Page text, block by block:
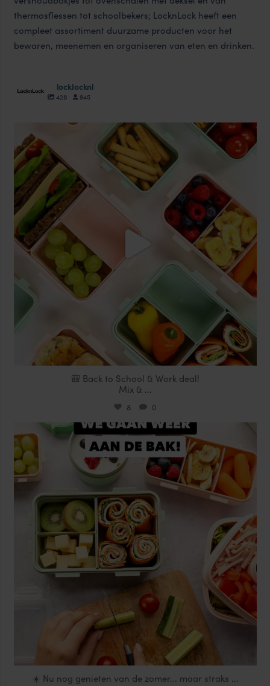
thermosflessen tot schoolbekers; LocknLock heeft een
compleet assortiment duurzame producten voor het
bewaren, meenemen en organiseren van eten en drinken.
locklocknl
428 945
locklocknl
Aug 18
🎒 Back to School & Work deal!
Mix & ...
8 0
locklocknl
Aug 14
☀️ Nu nog genieten van de zomer... maar straks ...